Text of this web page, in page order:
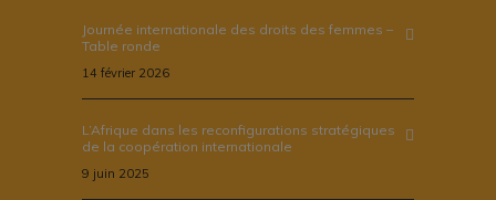
Journée internationale des droits des femmes –
Table ronde
14 février 2026
L’Afrique dans les reconfigurations stratégiques
de la coopération internationale
9 juin 2025